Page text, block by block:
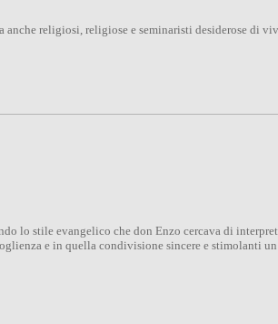
religiosi, religiose e seminaristi desiderose di
lo stile evangelico che don Enzo cercava di
e in quella condivisione sincere e stimolanti